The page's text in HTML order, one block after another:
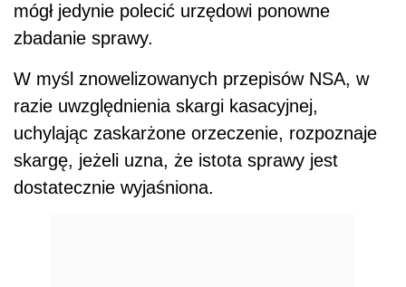
mógł jedynie polecić urzędowi ponowne
zbadanie sprawy.
W myśl znowelizowanych przepisów NSA, w
razie uwzględnienia skargi kasacyjnej,
uchylając zaskarżone orzeczenie, rozpoznaje
skargę, jeżeli uzna, że istota sprawy jest
dostatecznie wyjaśniona.